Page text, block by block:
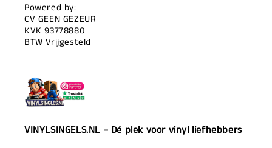
Powered by:
CV GEEN GEZEUR
KVK 93778880
BTW Vrijgesteld
VINYLSINGELS.NL – Dé plek voor vinyl liefhebbers